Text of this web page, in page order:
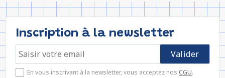
Inscription à la newsletter
En vous inscrivant à la newsletter, vous acceptez nos CGU.